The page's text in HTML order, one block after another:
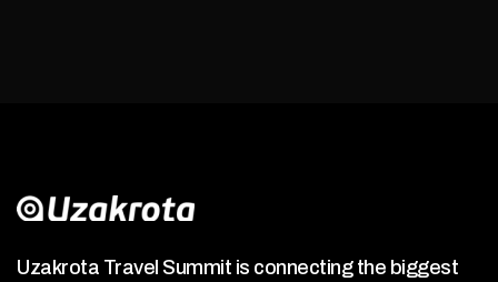
Uzakrota Travel Summit is connecting the biggest